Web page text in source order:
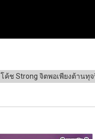
โค้ช Strong จิตพอเพียงต้านทุ